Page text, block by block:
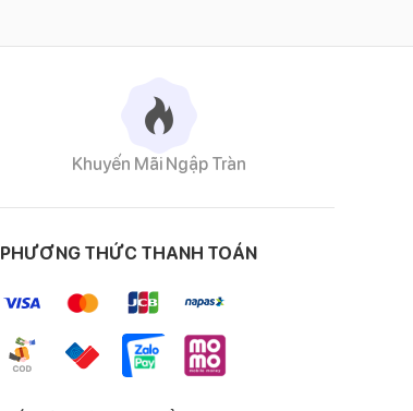
Khuyến Mãi Ngập Tràn
PHƯƠNG THỨC THANH TOÁN